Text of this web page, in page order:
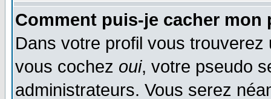
Comment puis-je cacher
Dans votre profil vous
vous cochez oui, votre pseudo
administrateurs. Vous serez